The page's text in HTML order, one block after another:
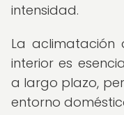
intensidad.
La aclimatación
interior es
a largo plazo,
entorno